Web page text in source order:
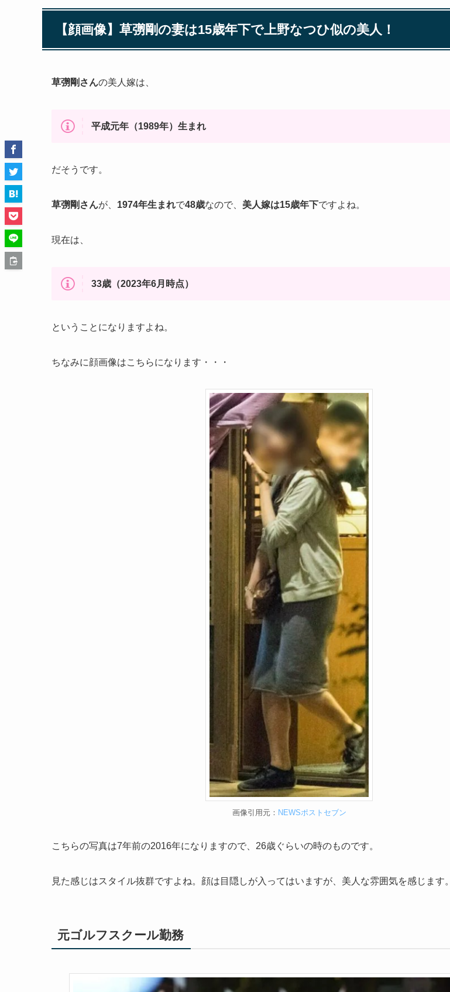
【顔画像】草彅剛の妻は15歳年下で上野なつひ似の美人！
草彅剛さんの美人嫁は、
平成元年（1989年）生まれ
だそうです。
草彅剛さんが、 1974年生まれで48歳なので、 美人嫁は15歳年下ですよね。
現在は、
33歳（2023年6月時点）
ということになりますよね。
ちなみに顔画像はこちらになります・・・
画像引用元： NEWSポストセブン
こちらの写真は7年前の2016年になりますので、26歳ぐらいの時のものです。
見た感じはスタイル抜群ですよね。顔は目隠しが入ってはいますが、美人な雰囲気を感じます。
元ゴルフスクール勤務